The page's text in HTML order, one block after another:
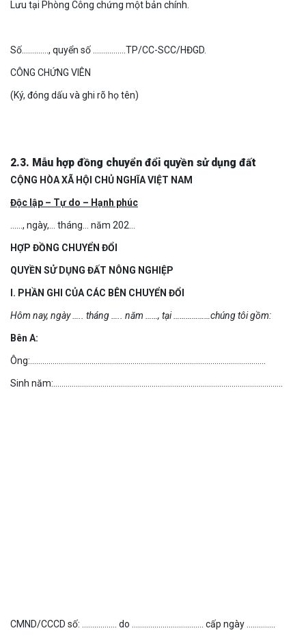
Lưu tại Phòng Công chứng một bản chính.
Số…………., quyển số …………….TP/CC-SCC/HĐGD.
CÔNG CHỨNG VIÊN
(Ký, đóng dấu và ghi rõ họ tên)
2.3. Mẫu hợp đồng chuyển đổi quyền sử dụng đất
CỘNG HÒA XÃ HỘI CHỦ NGHĨA VIỆT NAM
Độc lập – Tự do – Hạnh phúc
……, ngày,… tháng… năm 202…
HỢP ĐỒNG CHUYỂN ĐỔI
QUYỀN SỬ DỤNG ĐẤT NÔNG NGHIỆP
I. PHẦN GHI CỦA CÁC BÊN CHUYỂN ĐỔI
Hôm nay, ngày ….. tháng ….. năm ……, tại ………………chúng tôi gồm:
Bên A:
Ông:…………………………………………………………………………………………………….
Sinh năm:………………………………………………………………………………………………….
CMND/CCCD số: …………….. do …………………………….. cấp ngày …………..